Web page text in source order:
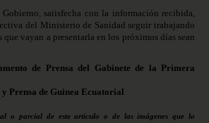
satisfecha con la información recibida,
del Ministerio de Sanidad seguir trabajando
que vayan a presentarla en los próximos días sean
de Prensa del Gabinete de la Primera
Prensa de Guinea Ecuatorial
o parcial de este artículo o de las imágenes que lo